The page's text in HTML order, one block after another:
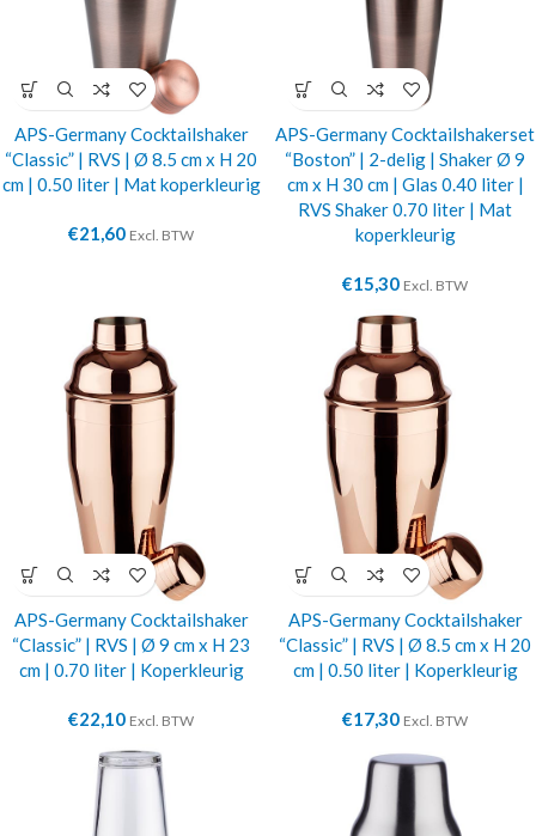
APS-Germany Cocktailshaker
“Classic” | RVS | Ø 8.5 cm x H 20
cm | 0.50 liter | Mat koperkleurig
€21,60 Excl. BTW
APS-Germany Cocktailshakerset
“Boston” | 2-delig | Shaker Ø 9
cm x H 30 cm | Glas 0.40 liter |
RVS Shaker 0.70 liter | Mat
koperkleurig
€15,30 Excl. BTW
APS-Germany Cocktailshaker
“Classic” | RVS | Ø 9 cm x H 23
cm | 0.70 liter | Koperkleurig
€22,10 Excl. BTW
APS-Germany Cocktailshaker
“Classic” | RVS | Ø 8.5 cm x H 20
cm | 0.50 liter | Koperkleurig
€17,30 Excl. BTW